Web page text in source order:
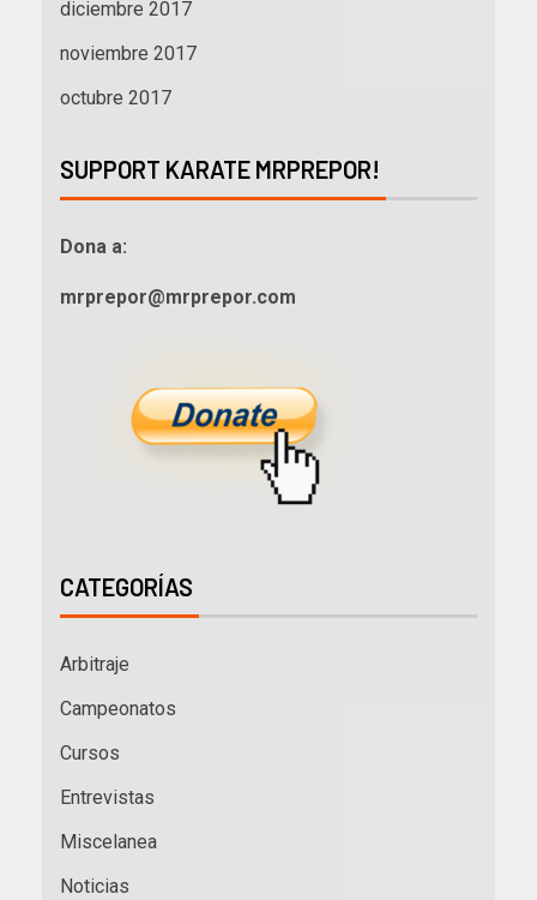
diciembre 2017
noviembre 2017
octubre 2017
SUPPORT KARATE MRPREPOR!
Dona a:
mrprepor@mrprepor.com
CATEGORÍAS
Arbitraje
Campeonatos
Cursos
Entrevistas
Miscelanea
Noticias